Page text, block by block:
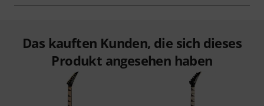
Das kauften Kunden, die sich dieses
Produkt angesehen haben